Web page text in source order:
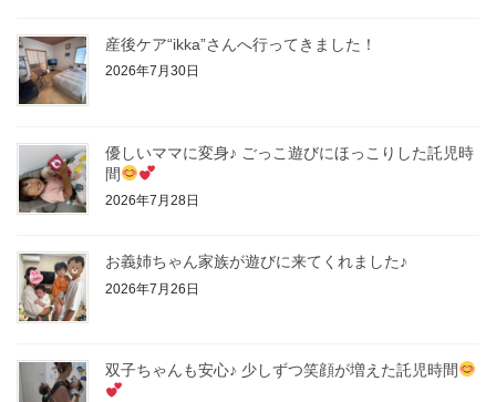
産後ケア“ikka”さんへ行ってきました！
2026年7月30日
優しいママに変身♪ ごっこ遊びにほっこりした託児時
間
2026年7月28日
お義姉ちゃん家族が遊びに来てくれました♪
2026年7月26日
双子ちゃんも安心♪ 少しずつ笑顔が増えた託児時間